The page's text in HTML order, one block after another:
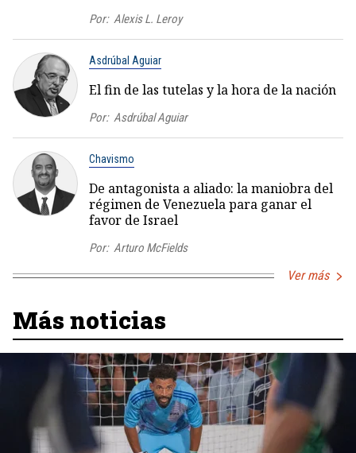
Por: Alexis L. Leroy
Asdrúbal Aguiar
El fin de las tutelas y la hora de la nación
Por: Asdrúbal Aguiar
Chavismo
De antagonista a aliado: la maniobra del
régimen de Venezuela para ganar el
favor de Israel
Por: Arturo McFields
Ver más
Más noticias